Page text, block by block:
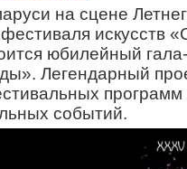
на сцене
искусств
юбилейный
Легендарный
программ
событий.